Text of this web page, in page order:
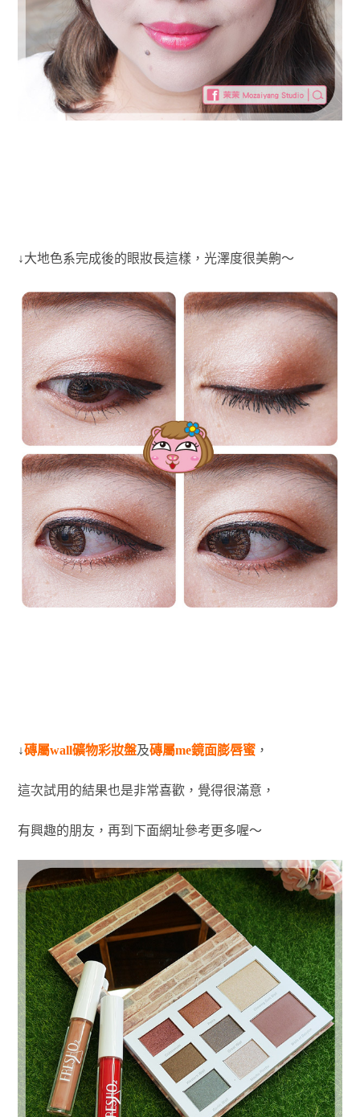
↓大地色系完成後的眼妝長這樣，光澤度很美齁～
↓磚屬wall礦物彩妝盤及磚屬me鏡面膨唇蜜，
這次試用的結果也是非常喜歡，覺得很滿意，
有興趣的朋友，再到下面網址參考更多喔～